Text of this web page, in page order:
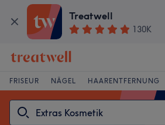
Treatwell
130K
FRISEUR NÄGEL HAARENTFERNUNG